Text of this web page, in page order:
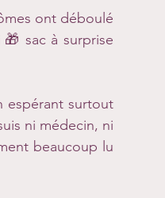
ont déboulé
sac à surprise
espérant surtout
ni médecin, ni
beaucoup lu